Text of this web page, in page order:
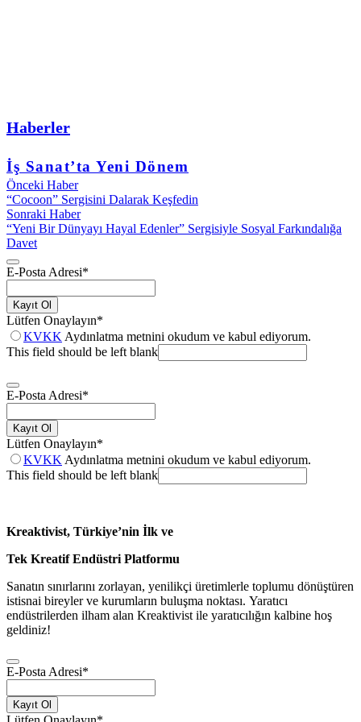
Haberler
İş Sanat’ta Yeni Dönem
Önceki Haber
“Cocoon” Sergisini Dalarak Keşfedin
Sonraki Haber
“Yeni Bir Dünyayı Hayal Edenler” Sergisiyle Sosyal Farkındalığa
Davet
E-Posta Adresi*
Kayıt Ol
Lütfen Onaylayın*
KVKK Aydınlatma metnini okudum ve kabul ediyorum.
This field should be left blank
E-Posta Adresi*
Kayıt Ol
Lütfen Onaylayın*
KVKK Aydınlatma metnini okudum ve kabul ediyorum.
This field should be left blank
Kreaktivist, Türkiye’nin İlk ve
Tek Kreatif Endüstri Platformu
Sanatın sınırlarını zorlayan, yenilikçi üretimlerle toplumu dönüştüren
istisnai bireyler ve kurumların buluşma noktası. Yaratıcı
endüstrilerden ilham alan Kreaktivist ile yaratıcılığın kalbine hoş
geldiniz!
E-Posta Adresi*
Kayıt Ol